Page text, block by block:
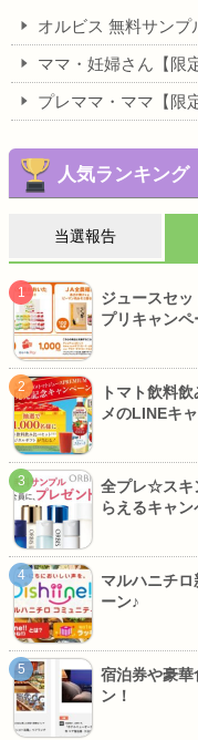
オルビス 無料サンプ
ママ・妊婦さん【限
プレママ・ママ【限
人気ランキング
当選報告
ジュースセ
プリキャンペ
トマト飲料
メのLINEキ
全プレ☆スキ
らえるキャン
マルハニチ
ーン♪
宿泊券や豪
ン！